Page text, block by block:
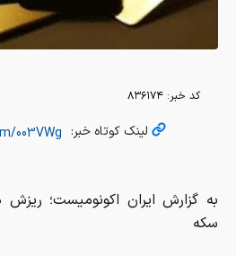
کد خبر: ۸۳۶۱۷۴
لینک کوتاه خبر:
به گزارش ایران اکونومیست؛
سکه